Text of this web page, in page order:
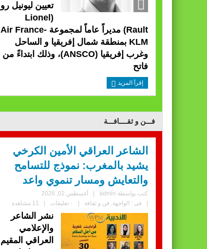
تعيين ليونيل رو
(Lionel
Rault) مديراً عاماً لمجموعة Air France-
KLM بمنطقة شمال إفريقيا و الساحل
وغرب إفريقيا (ANSCO)، وذلك ابتداءً من
فاتح
إقرأ المزيد
فـــن و ثقــــافـــة
الشاعر العراقي الأمين الكرخي
يشيد بالمغرب: نموذج للتسامح
والتعايش ومسار تنموي واعد
كتب بواسطة admin
أغسطس 02, 2026
فى : الواجهة, فن و ثقافة ٠ تعليقات 11 مشاهدة
نشر الشاعر
والإعلامي
العراقي المقيم